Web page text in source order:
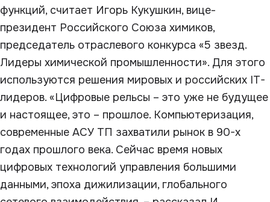
функций, считает Игорь Кукушкин, вице-
президент Российского Союза химиков,
председатель отраслевого конкурса «5 звезд.
Лидеры химической промышленности». Для этого
используются решения мировых и российских IT-
лидеров. «Цифровые рельсы – это уже не будущее
и настоящее, это – прошлое. Компьютеризация,
современные АСУ ТП захватили рынок в 90-х
годах прошлого века. Сейчас время новых
цифровых технологий управления большими
данными, эпоха дижилизации, глобального